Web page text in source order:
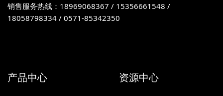
销售服务热线：18969068367 / 15356661548 /
18058798334 / 0571-85342350
产品中心 资源中心